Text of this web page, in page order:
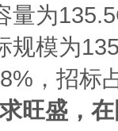
量为
规模为
，招标
旺盛，